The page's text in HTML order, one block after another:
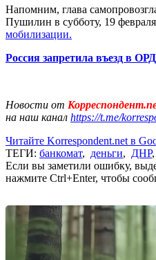
Напомним, глава
Пушилин в субботу, 19
мобилизации.
Россия запретила въезд в
Новости от
на наш канал https://t.me/
Читайте Korrespondent.net в
ТЕГИ: банкомат, деньги, ДНР,
Если вы заметили ошибку,
нажмите Ctrl+Enter, чтобы